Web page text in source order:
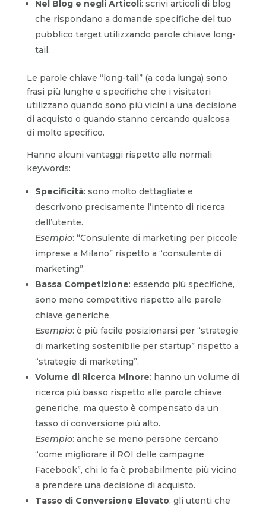
Nel Blog e negli Articoli: scrivi articoli di blog
che rispondano a domande specifiche del tuo
pubblico target utilizzando parole chiave long-
tail.
Le parole chiave “long-tail” (a coda lunga) sono
frasi più lunghe e specifiche che i visitatori
utilizzano quando sono più vicini a una decisione
di acquisto o quando stanno cercando qualcosa
di molto specifico.
Hanno alcuni vantaggi rispetto alle normali
keywords:
Specificità: sono molto dettagliate e
descrivono precisamente l’intento di ricerca
dell’utente.
Esempio: “Consulente di marketing per piccole
imprese a Milano” rispetto a “consulente di
marketing”.
Bassa Competizione: essendo più specifiche,
sono meno competitive rispetto alle parole
chiave generiche.
Esempio: è più facile posizionarsi per “strategie
di marketing sostenibile per startup” rispetto a
“strategie di marketing”.
Volume di Ricerca Minore: hanno un volume di
ricerca più basso rispetto alle parole chiave
generiche, ma questo è compensato da un
tasso di conversione più alto.
Esempio: anche se meno persone cercano
“come migliorare il ROI delle campagne
Facebook”, chi lo fa è probabilmente più vicino
a prendere una decisione di acquisto.
Tasso di Conversione Elevato: gli utenti che